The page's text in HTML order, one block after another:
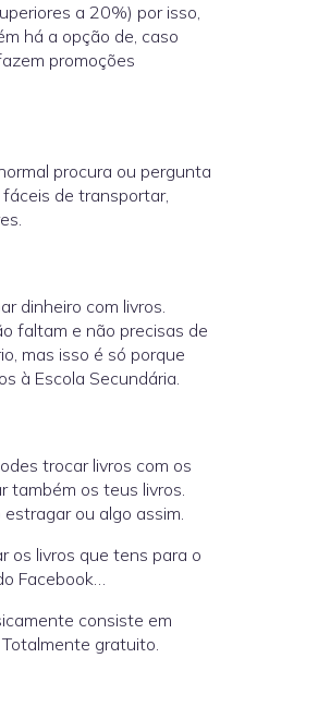
a 20%) por isso,
há a opção de, caso
promoções
procura ou pergunta
de transportar,
dinheiro com livros.
faltam e não precisas de
mas isso é só porque
à Escola Secundária.
trocar livros com os
também os teus livros.
ou algo assim.
os livros que tens para o
Facebook…
consiste em
gratuito.